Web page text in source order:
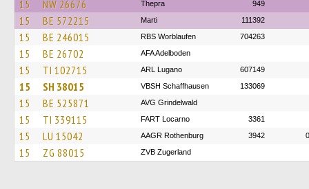
15 NW 26676 Thepra 949
15 BE 572215 Marti 111392
15 BE 246015 RBS Worblaufen 704263
15 BE 26702 AFA Adelboden
15 TI 102715 ARL Lugano 607149
15 SH 38015 VBSH Schaffhausen 133069
15 BE 525871 AVG Grindelwald
15 TI 339115 FART Locarno 3361
15 LU 15042 AAGR Rothenburg 3942
15 ZG 88015 ZVB Zugerland